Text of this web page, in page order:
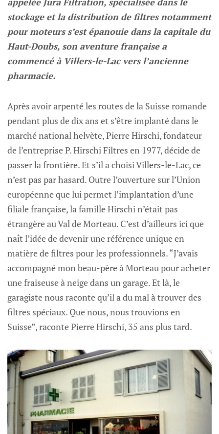
stockage et la distribution de filtres notamment
pour moteurs s’est épanouie dans la capitale du
Haut-Doubs, son aventure française a
commencé à Villers-le-Lac vers l’ancienne
pharmacie.
Après avoir arpenté les routes de la Suisse romande
pendant plus de dix ans et s’être implanté dans le
marché national helvète, Pierre Hirschi, fondateur
de l’entreprise P. Hirschi Filtres en 1977, décide de
passer la frontière. Et s’il a choisi Villers-le-Lac, ce
n’est pas par hasard. Outre l’ouverture sur l’Union
européenne que lui permet l’implantation d’une
filiale française, la famille Hirschi n’était pas
étrangère au Val de Morteau. C’est d’ailleurs ici que
naît l’idée de devenir une référence unique en
matière de filtres pour les professionnels. “J’avais
accompagné mon beau-père à Morteau pour acheter
une fraiseuse à neige dans un garage. Et là, le
garagiste nous raconte qu’il a du mal à trouver des
filtres spéciaux. Que nous, nous trouvions en
Suisse”, raconte Pierre Hirschi, 35 ans plus tard.